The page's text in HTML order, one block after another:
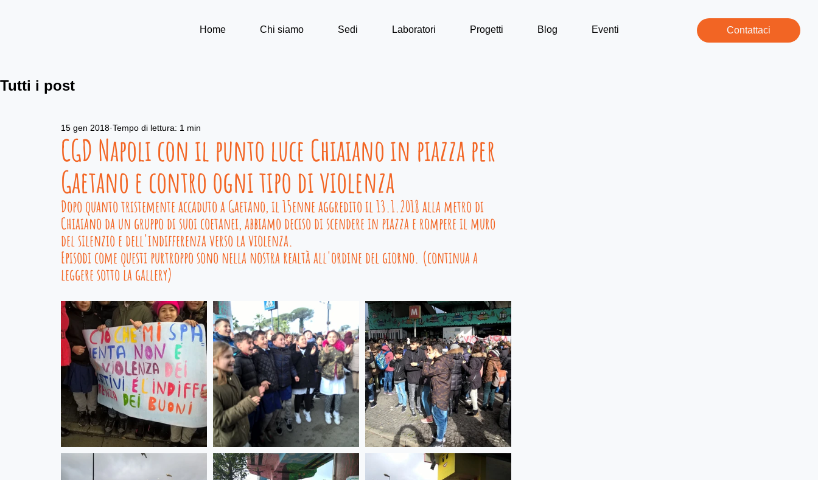
Home Chi siamo Sedi Laboratori Progetti Blog Eventi Contattaci
Tutti i post
CGD Napoli con il punto luce Chiaiano in piazza per
Gaetano e contro ogni tipo di violenza
15 gen 2018 Tempo di lettura: 1 min
Dopo quanto tristemente accaduto a Gaetano, il 15enne aggredito il 13.1.2018 alla metro di
Chiaiano da un gruppo di suoi coetanei, abbiamo deciso di scendere in piazza e rompere il muro
del silenzio e dell'indifferenza verso la violenza.
Episodi come questi purtroppo sono nella nostra realtà all'ordine del giorno. (continua a
leggere sotto la gallery)